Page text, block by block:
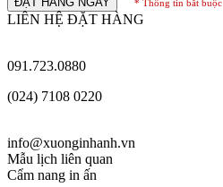
* Thông tin bắt buộc
LIÊN HỆ ĐẶT HÀNG
091.723.0880
(024) 7108 0220
info@xuonginhanh.vn
Mẫu lịch liên quan
Cẩm nang in ấn